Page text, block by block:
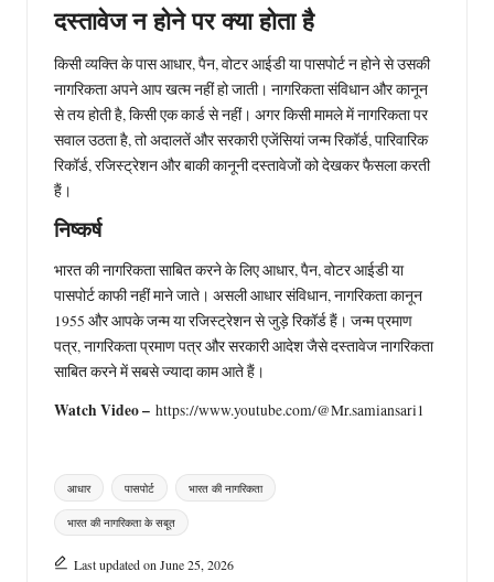
दस्तावेज न होने पर क्या होता है
किसी व्यक्ति के पास आधार, पैन, वोटर आईडी या पासपोर्ट न होने से उसकी
नागरिकता अपने आप खत्म नहीं हो जाती। नागरिकता संविधान और कानून
से तय होती है, किसी एक कार्ड से नहीं। अगर किसी मामले में नागरिकता पर
सवाल उठता है, तो अदालतें और सरकारी एजेंसियां जन्म रिकॉर्ड, पारिवारिक
रिकॉर्ड, रजिस्ट्रेशन और बाकी कानूनी दस्तावेजों को देखकर फैसला करती
हैं।
निष्कर्ष
भारत की नागरिकता साबित करने के लिए आधार, पैन, वोटर आईडी या
पासपोर्ट काफी नहीं माने जाते। असली आधार संविधान, नागरिकता कानून
1955 और आपके जन्म या रजिस्ट्रेशन से जुड़े रिकॉर्ड हैं। जन्म प्रमाण
पत्र, नागरिकता प्रमाण पत्र और सरकारी आदेश जैसे दस्तावेज नागरिकता
साबित करने में सबसे ज्यादा काम आते हैं।
Watch Video – https://www.youtube.com/@Mr.samiansari1
Tags:
आधार पासपोर्ट भारत की नागरिकता
भारत की नागरिकता के सबूत
Last updated on June 25, 2026